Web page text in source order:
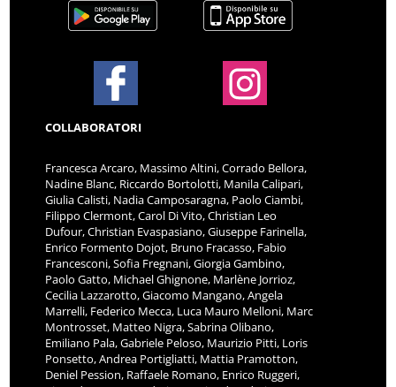
COLLABORATORI
Francesca Arcaro, Massimo Altini, Corrado Bellora,
Nadine Blanc, Riccardo Bortolotti, Manila Calipari,
Giulia Calisti, Nadia Camposaragna, Paolo Ciambi,
Filippo Clermont, Carol Di Vito, Christian Leo
Dufour, Christian Evaspasiano, Giuseppe Farinella,
Enrico Formento Dojot, Bruno Fracasso, Fabio
Francesconi, Sofia Fregnani, Giorgia Gambino,
Paolo Gatto, Michael Ghignone, Marlène Jorrioz,
Cecilia Lazzarotto, Giacomo Mangano, Angela
Marrelli, Federico Mecca, Luca Mauro Melloni, Marc
Montrosset, Matteo Nigra, Sabrina Olibano,
Emiliano Pala, Gabriele Peloso, Maurizio Pitti, Loris
Ponsetto, Andrea Portigliatti, Mattia Pramotton,
Deniel Pession, Raffaele Romano, Enrico Ruggeri,